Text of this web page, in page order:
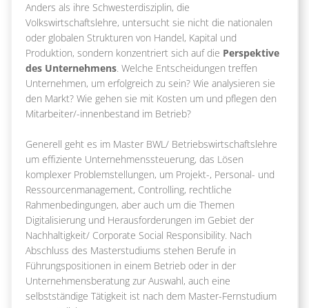
Anders als ihre Schwesterdisziplin, die
Volkswirtschaftslehre, untersucht sie nicht die nationalen
oder globalen Strukturen von Handel, Kapital und
Produktion, sondern konzentriert sich auf die Perspektive
des Unternehmens. Welche Entscheidungen treffen
Unternehmen, um erfolgreich zu sein? Wie analysieren sie
den Markt? Wie gehen sie mit Kosten um und pflegen den
Mitarbeiter/-innenbestand im Betrieb?
Generell geht es im Master BWL/ Betriebswirtschaftslehre
um effiziente Unternehmenssteuerung, das Lösen
komplexer Problemstellungen, um Projekt-, Personal- und
Ressourcenmanagement, Controlling, rechtliche
Rahmenbedingungen, aber auch um die Themen
Digitalisierung und Herausforderungen im Gebiet der
Nachhaltigkeit/ Corporate Social Responsibility. Nach
Abschluss des Masterstudiums stehen Berufe in
Führungspositionen in einem Betrieb oder in der
Unternehmensberatung zur Auswahl, auch eine
selbstständige Tätigkeit ist nach dem Master-Fernstudium